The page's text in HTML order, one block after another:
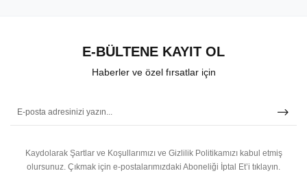
E-BÜLTENE KAYIT OL
Haberler ve özel fırsatlar için
Kaydolarak Şartlar ve Koşullarımızı ve Gizlilik Politikamızı kabul etmiş
olursunuz. Çıkmak için e-postalarımızdaki Aboneliği İptal Et’i tıklayın.